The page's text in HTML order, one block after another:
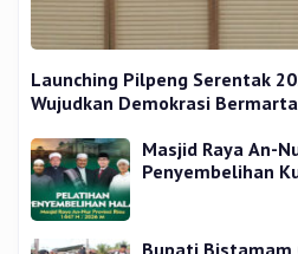
Launching Pilpeng Serentak
Wujudkan Demokrasi
Masjid Raya An-
Penyembelihan
Bupati Bistamam